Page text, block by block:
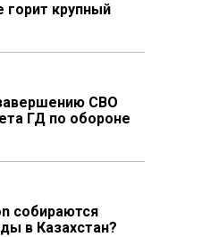
горит крупный
СВО
ГД по обороне
собираются
в Казахстан?